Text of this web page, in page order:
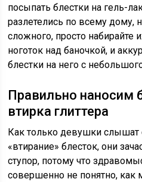
посыпать блестки на гель-
разлетелись по всему дому,
сложного, просто набирайте
ноготок над баночкой, и
блестки на него с
Правильно наносим
втирка глиттера
Как только девушки слышат
«втирание» блесток, они
ступор, потому что
совершенно не понятно, как